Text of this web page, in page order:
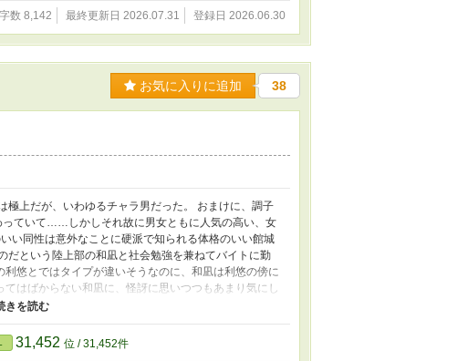
数 8,142 最終更新日 2026.07.31 登録日 2026.06.30
お気に入りに追加 38
極上だが、いわゆるチャラ男だった。 おまけに、調子
ていて……しかしそれ故に男女ともに人気の高い、女
い同性は意外なことに硬派で知られる体格のいい館城
だという陸上部の和凪と社会勉強を兼ねてバイトに勤
悠とではタイプが違いそうなのに、和凪は利悠の傍に
はばからない和凪に、怪訝に思いつつもあまり気にし
凪を段々と意識せざるを得なくなって……―― ――体格
出来ればいいなと思います。 ※書いてるうちに利悠く
公（？）です。
31,452 位 / 31,452件